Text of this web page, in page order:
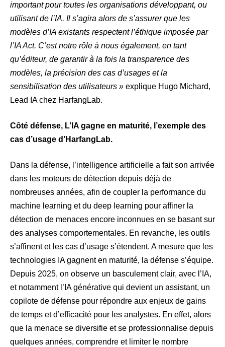
important pour toutes les organisations développant, ou
utilisant de l’IA. Il s’agira alors de s’assurer que les
modèles d’IA existants respectent l’éthique imposée par
l’IA Act. C’est notre rôle à nous également, en tant
qu’éditeur, de garantir à la fois la transparence des
modèles, la précision des cas d’usages et la
sensibilisation des utilisateurs » explique Hugo Michard,
Lead IA chez HarfangLab.
Côté défense, L’IA gagne en maturité, l’exemple des
cas d’usage d’HarfangLab.
Dans la défense, l’intelligence artificielle a fait son arrivée
dans les moteurs de détection depuis déjà de
nombreuses années, afin de coupler la performance du
machine learning et du deep learning pour affiner la
détection de menaces encore inconnues en se basant sur
des analyses comportementales. En revanche, les outils
s’affinent et les cas d’usage s’étendent. A mesure que les
technologies IA gagnent en maturité, la défense s’équipe.
Depuis 2025, on observe un basculement clair, avec l’IA,
et notamment l’IA générative qui devient un assistant, un
copilote de défense pour répondre aux enjeux de gains
de temps et d’efficacité pour les analystes. En effet, alors
que la menace se diversifie et se professionnalise depuis
quelques années, comprendre et limiter le nombre